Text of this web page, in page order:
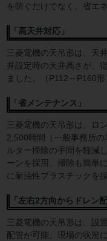
を防ぐだけでなく、省エ
「高天井対応」
三菱電機の天吊形は、天
井設定時の天井高さが、
ました。（P112～P160
「省メンテナンス」
三菱電機の天吊形は、ロ
2,500時間（一般事務所
ルター掃除の手間を軽減
ーンを採用、掃除も簡単
に耐油性プラスチックを
「左右2方向からドレン
三菱電機の天吊形は、設
配管が可能。現場の状況